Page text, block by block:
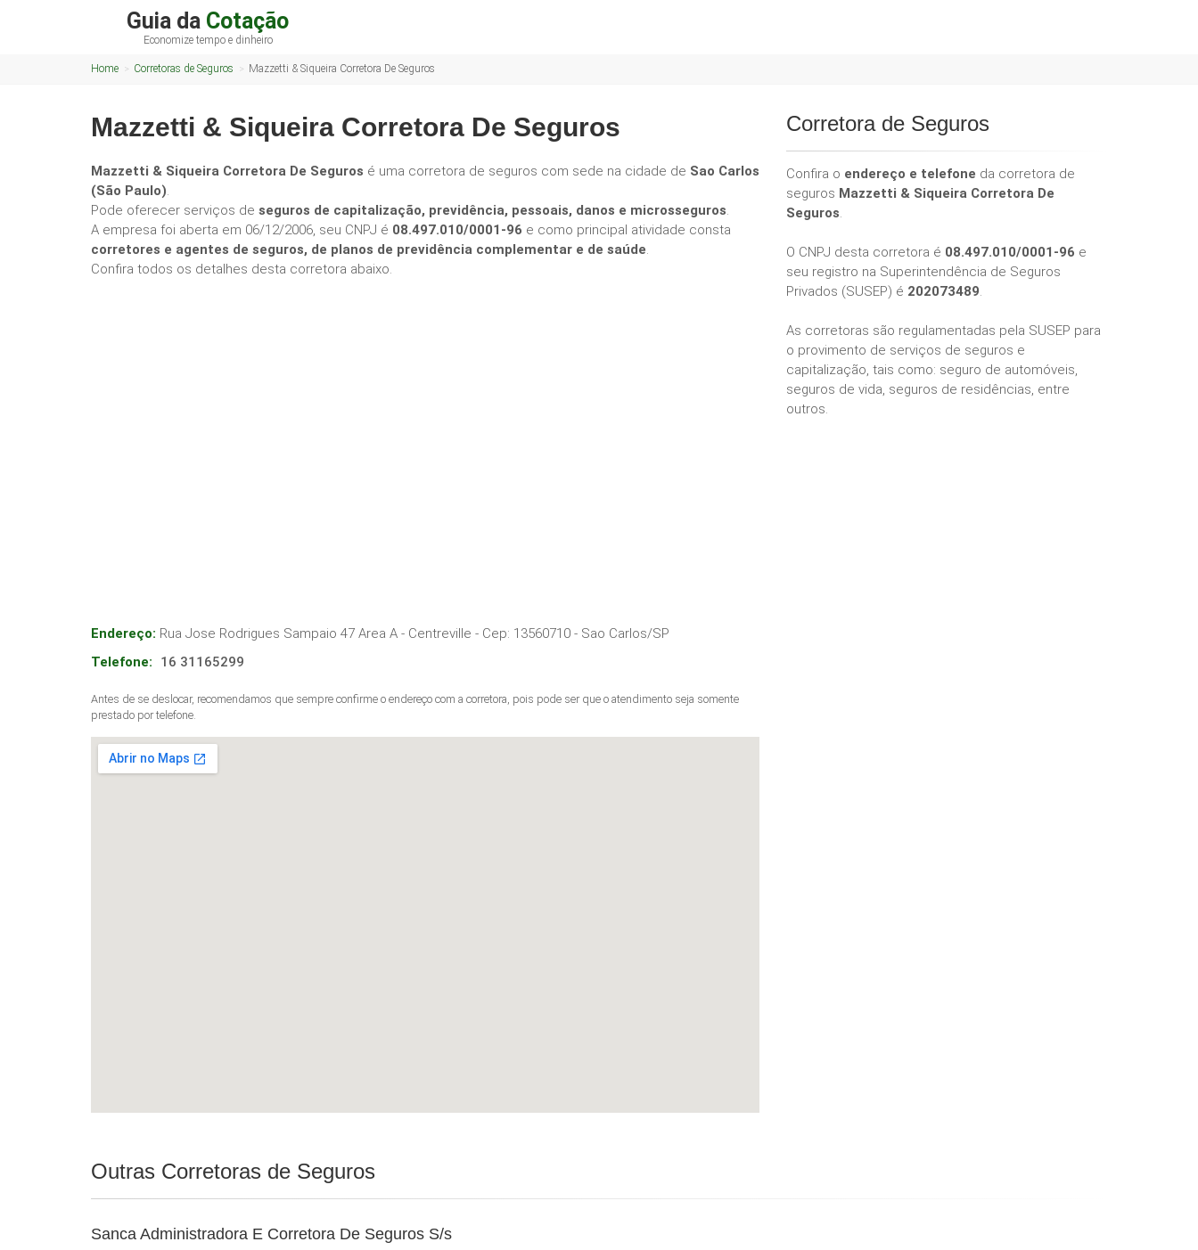
Guia da Cotação
Economize tempo e dinheiro
Home Corretoras de Seguros Mazzetti & Siqueira Corretora De Seguros
Mazzetti & Siqueira Corretora De Seguros
Mazzetti & Siqueira Corretora De Seguros é uma corretora de seguros com sede na cidade de Sao Carlos
(São Paulo).
Pode oferecer serviços de seguros de capitalização, previdência, pessoais, danos e microsseguros.
A empresa foi aberta em 06/12/2006, seu CNPJ é 08.497.010/0001-96 e como principal atividade consta
corretores e agentes de seguros, de planos de previdência complementar e de saúde.
Confira todos os detalhes desta corretora abaixo.
Endereço: Rua Jose Rodrigues Sampaio 47 Area A - Centreville - Cep: 13560710 - Sao Carlos/SP
Telefone:
16 31165299
Antes de se deslocar, recomendamos que sempre confirme o endereço com a corretora, pois pode ser que o atendimento seja somente
prestado por telefone.
Corretora de Seguros
Confira o endereço e telefone da corretora de
seguros Mazzetti & Siqueira Corretora De
Seguros.
O CNPJ desta corretora é 08.497.010/0001-96 e
seu registro na Superintendência de Seguros
Privados (SUSEP) é 202073489.
As corretoras são regulamentadas pela SUSEP para
o provimento de serviços de seguros e
capitalização, tais como: seguro de automóveis,
seguros de vida, seguros de residências, entre
outros.
Outras Corretoras de Seguros
Sanca Administradora E Corretora De Seguros S/s